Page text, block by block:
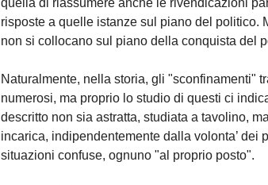
risposte a quelle istanze sul piano del politico.
non si collocano sul piano della conquista del
Naturalmente, nella storia, gli "sconfinamenti"
numerosi, ma proprio lo studio di questi ci
descritto non sia astratta, studiata a tavolino,
incarica, indipendentemente dalla volonta’ dei
situazioni confuse, ognuno "al proprio posto".